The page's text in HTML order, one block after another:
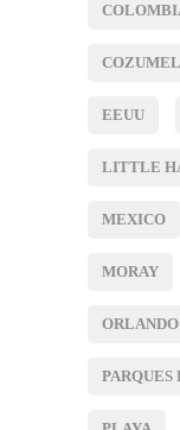
COZUMEL
EEUU
LITTLE
MEXICO
MORAY
ORLANDO
PARQUES